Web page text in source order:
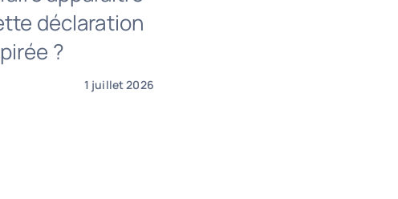
déclaration
?
1 juillet 2026